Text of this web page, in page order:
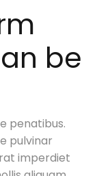
be
penatibus.
pulvinar
imperdiet